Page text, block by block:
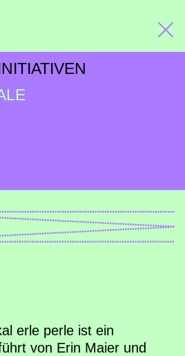
erle perle ist ein
von Erin Maier und